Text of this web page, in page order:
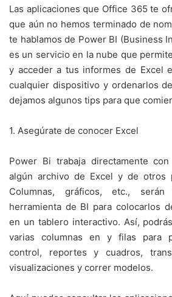
Las aplicaciones que Office 365 te
que aún no hemos terminado de
te hablamos de Power BI (Business
es un servicio en la nube que
y acceder a tus informes de Excel
cualquier dispositivo y ordenarlos
dejamos algunos tips para que
1. Asegúrate de conocer Excel
Power Bi trabaja directamente
algún archivo de Excel y de otros
Columnas, gráficos, etc.,
herramienta de BI para colocarlos
en un tablero interactivo. Así,
varias columnas en y filas para
control, reportes y cuadros,
visualizaciones y correr modelos.